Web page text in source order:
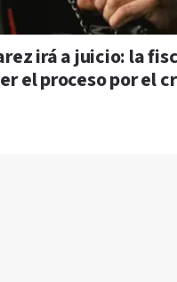
irá a juicio: la
el proceso por el